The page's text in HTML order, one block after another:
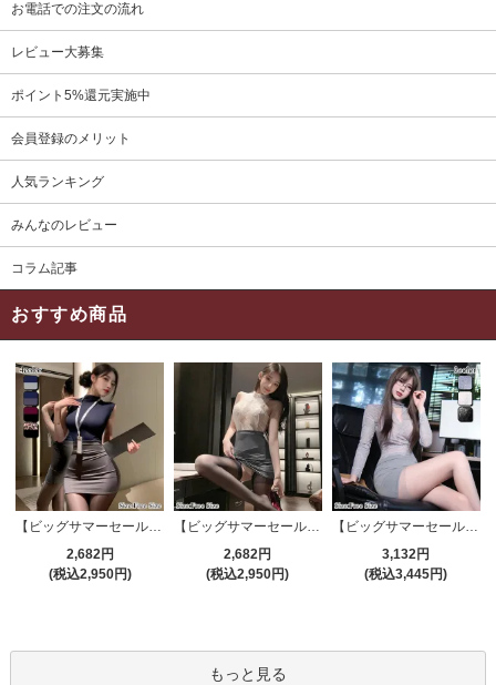
お電話での注文の流れ
レビュー大募集
ポイント5%還元実施中
会員登録のメリット
人気ランキング
みんなのレビュー
コラム記事
おすすめ商品
【ビッグサマーセール対象品】セクシーコスプレ(SEXYCOSPLAY) 4421
2,682円
(税込2,950円)
【ビッグサマーセール対象品】セクシーコスプレ(SEXYCOSPLAY) 4191
2,682円
(税込2,950円)
【ビッグサマーセール対象品】セクシーコスプレ(SEXYCOSPLAY) 4173
3,132円
(税込3,445円)
もっと見る